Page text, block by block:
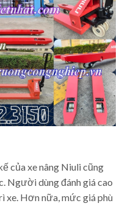
của xe nâng Niuli cũng
Người dùng đánh giá cao
xe. Hơn nữa, mức giá phù